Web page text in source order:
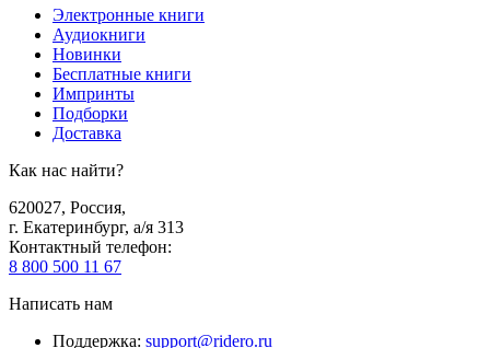
Электронные книги
Аудиокниги
Новинки
Бесплатные книги
Импринты
Подборки
Доставка
Как нас найти?
620027, Россия,
г. Екатеринбург, а/я 313
Контактный телефон:
8 800 500 11 67
Написать нам
Поддержка: support@ridero.ru